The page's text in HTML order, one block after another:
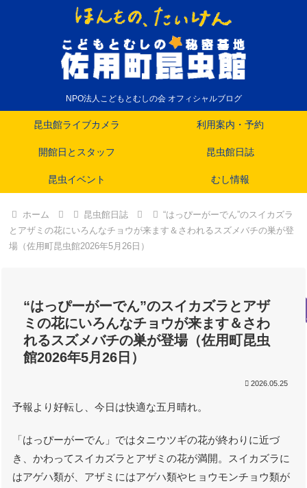
NPO法人こどもとむしの会 オフィシャルブログ
昆虫館ライブカメラ 利用案内・予約
開館日とスタッフ 昆虫館日誌
昆虫イベント むし情報
ホーム 昆虫館日誌
“はっぴーがーでん”のスイカズラ
とアザミの花にいろんなチョウが来ます＆さわれるスズメバチの巣が登
場（佐用町昆虫館2026年5月26日）
“はっぴーがーでん”のスイカズラとアザ
ミの花にいろんなチョウが来ます＆さわ
れるスズメバチの巣が登場（佐用町昆虫
館2026年5月26日）
2026.05.25
予報より好転し、今日は快適な五月晴れ。
「はっぴーがーでん」ではタニウツギの花が終わりに近づ
き、かわってスイカズラとアザミの花が満開。スイカズラに
はアゲハ類が、アザミにはアゲハ類やヒョウモンチョウ類が